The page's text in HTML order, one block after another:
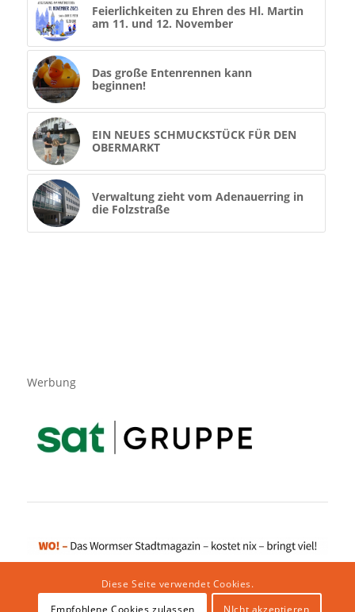
Feierlichkeiten zu Ehren des Hl. Martin
am 11. und 12. November
Das große Entenrennen kann
beginnen!
EIN NEUES SCHMUCKSTÜCK FÜR DEN
OBERMARKT
Verwaltung zieht vom Adenauerring in
die Folzstraße
Werbung
Diese Seite verwendet Cookies.
Empfohlene Cookies zulassen
NIcht akzeptieren